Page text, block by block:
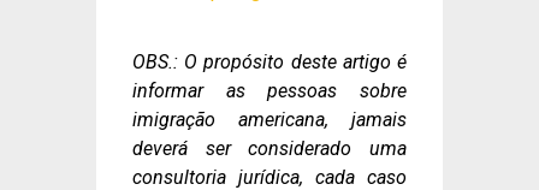
OBS.: O propósito deste artigo é
informar as pessoas sobre
imigração americana, jamais
deverá ser considerado uma
consultoria jurídica, cada caso